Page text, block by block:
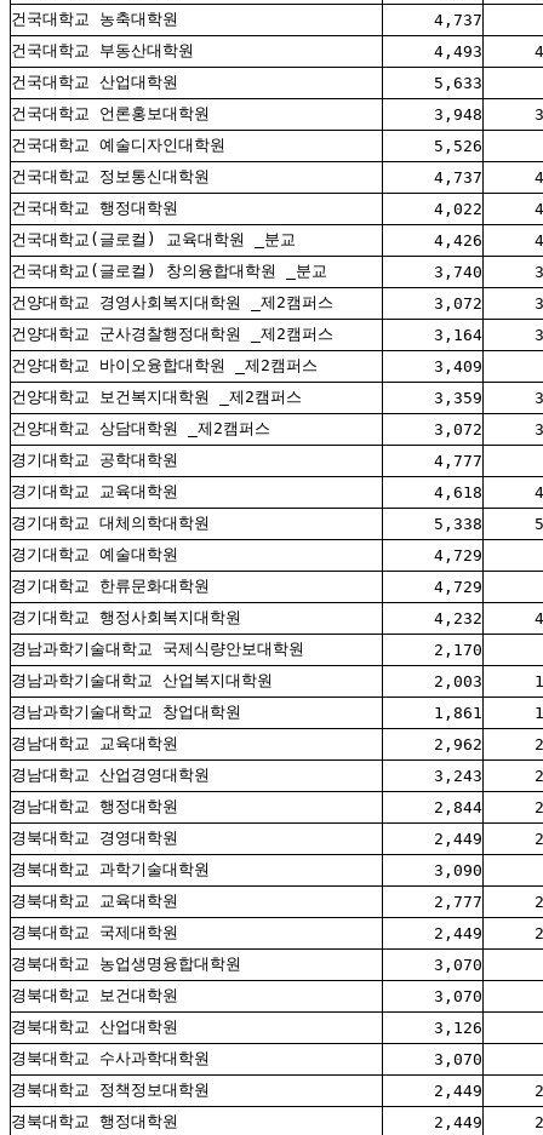
건국대학교 농축대학원
4,737
건국대학교 부동산대학원
4,493
건국대학교 산업대학원
5,633
건국대학교 언론홍보대학원
3,948
건국대학교 예술디자인대학원
5,526
건국대학교 정보통신대학원
4,737
건국대학교 행정대학원
4,022
건국대학교(글로컬) 교육대학원 _분교
4,426
건국대학교(글로컬) 창의융합대학원 _분교
3,740
건양대학교 경영사회복지대학원 _제2캠퍼스
3,072
건양대학교 군사경찰행정대학원 _제2캠퍼스
3,164
건양대학교 바이오융합대학원 _제2캠퍼스
3,409
건양대학교 보건복지대학원 _제2캠퍼스
3,359
건양대학교 상담대학원 _제2캠퍼스
3,072
경기대학교 공학대학원
4,777
경기대학교 교육대학원
4,618
경기대학교 대체의학대학원
5,338
경기대학교 예술대학원
4,729
경기대학교 한류문화대학원
4,729
경기대학교 행정사회복지대학원
4,232
경남과학기술대학교 국제식량안보대학원
2,170
경남과학기술대학교 산업복지대학원
2,003
경남과학기술대학교 창업대학원
1,861
경남대학교 교육대학원
2,962
경남대학교 산업경영대학원
3,243
경남대학교 행정대학원
2,844
경북대학교 경영대학원
2,449
경북대학교 과학기술대학원
3,090
경북대학교 교육대학원
2,777
경북대학교 국제대학원
2,449
경북대학교 농업생명융합대학원
3,070
경북대학교 보건대학원
3,070
경북대학교 산업대학원
3,126
경북대학교 수사과학대학원
3,070
경북대학교 정책정보대학원
2,449
경북대학교 행정대학원
2,449